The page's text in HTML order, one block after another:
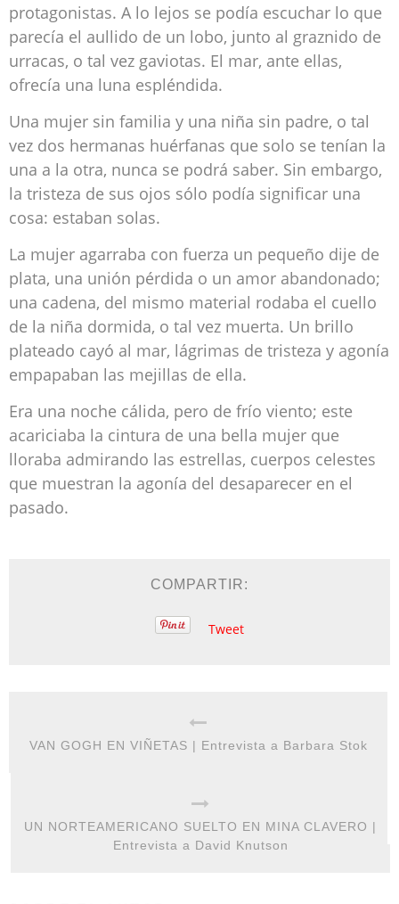
protagonistas. A lo lejos se podía escuchar lo que
parecía el aullido de un lobo, junto al graznido de
urracas, o tal vez gaviotas. El mar, ante ellas,
ofrecía una luna espléndida.
Una mujer sin familia y una niña sin padre, o tal
vez dos hermanas huérfanas que solo se tenían la
una a la otra, nunca se podrá saber. Sin embargo,
la tristeza de sus ojos sólo podía significar una
cosa: estaban solas.
La mujer agarraba con fuerza un pequeño dije de
plata, una unión pérdida o un amor abandonado;
una cadena, del mismo material rodaba el cuello
de la niña dormida, o tal vez muerta. Un brillo
plateado cayó al mar, lágrimas de tristeza y agonía
empapaban las mejillas de ella.
Era una noche cálida, pero de frío viento; este
acariciaba la cintura de una bella mujer que
lloraba admirando las estrellas, cuerpos celestes
que muestran la agonía del desaparecer en el
pasado.
COMPARTIR:
Tweet
VAN GOGH EN VIÑETAS | Entrevista a Barbara Stok
UN NORTEAMERICANO SUELTO EN MINA CLAVERO |
Entrevista a David Knutson